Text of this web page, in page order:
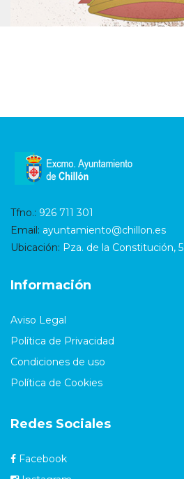
Tfno.: 926 711 301
Email: ayuntamiento@chillon.es
Ubicación: Pza. de la Constitución, 5
Información
Aviso Legal
Política de Privacidad
Condiciones de uso
Política de Cookies
Redes Sociales
Facebook